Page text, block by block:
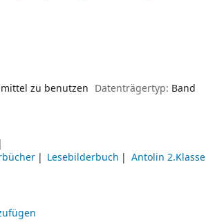
zu benutzen Datenträgertyp: Band
Lesebilderbuch
Antolin 2.Klasse